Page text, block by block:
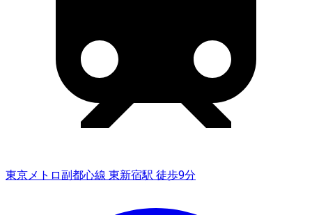
東京メトロ副都心線 東新宿駅 徒歩9分